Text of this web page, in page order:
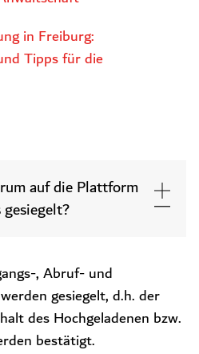
in Freiburg:
Tipps für die
auf die Plattform
, Abruf- und
gesiegelt, d.h. der
des Hochgeladenen bzw.
bestätigt.